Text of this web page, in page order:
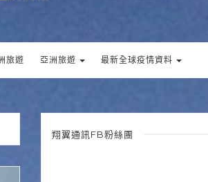
旅遊 亞洲旅遊 最新全球疫情資料
翔翼通訊FB粉絲團